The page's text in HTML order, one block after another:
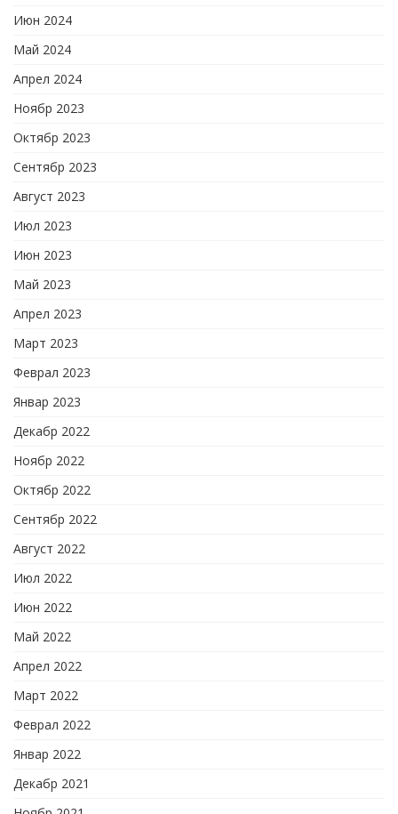
Июн 2024
Май 2024
Апрел 2024
Ноябр 2023
Октябр 2023
Сентябр 2023
Август 2023
Июл 2023
Июн 2023
Май 2023
Апрел 2023
Март 2023
Феврал 2023
Январ 2023
Декабр 2022
Ноябр 2022
Октябр 2022
Сентябр 2022
Август 2022
Июл 2022
Июн 2022
Май 2022
Апрел 2022
Март 2022
Феврал 2022
Январ 2022
Декабр 2021